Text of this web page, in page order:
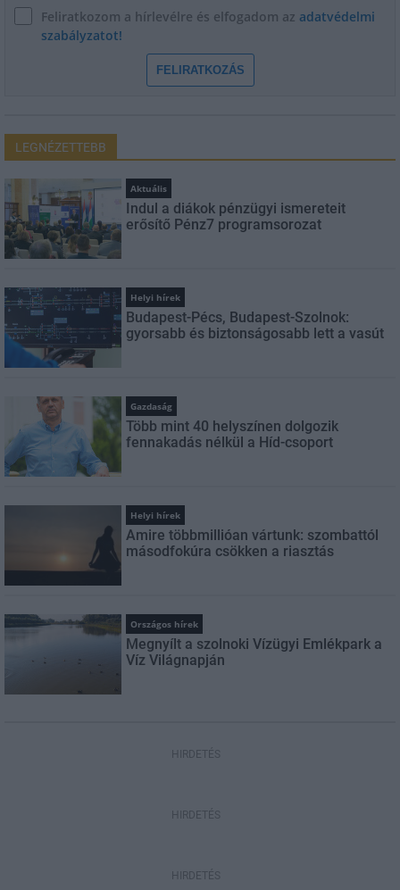
Feliratkozom a hírlevélre és elfogadom az adatvédelmi
szabályzatot!
FELIRATKOZÁS
LEGNÉZETTEBB
Aktuális
Indul a diákok pénzügyi ismereteit
erősítő Pénz7 programsorozat
Helyi hírek
Budapest-Pécs, Budapest-Szolnok:
gyorsabb és biztonságosabb lett a vasút
Gazdaság
Több mint 40 helyszínen dolgozik
fennakadás nélkül a Híd-csoport
Helyi hírek
Amire többmillióan vártunk: szombattól
másodfokúra csökken a riasztás
Országos hírek
Megnyílt a szolnoki Vízügyi Emlékpark a
Víz Világnapján
HIRDETÉS
HIRDETÉS
HIRDETÉS